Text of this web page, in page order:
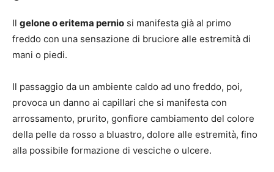
Il gelone o eritema pernio si manifesta già al primo
freddo con una sensazione di bruciore alle estremità di
mani o piedi.
Il passaggio da un ambiente caldo ad uno freddo, poi,
provoca un danno ai capillari che si manifesta con
arrossamento, prurito, gonfiore cambiamento del colore
della pelle da rosso a bluastro, dolore alle estremità, fino
alla possibile formazione di vesciche o ulcere.